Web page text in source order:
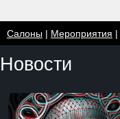
Салоны| Мероприятия |
Новости